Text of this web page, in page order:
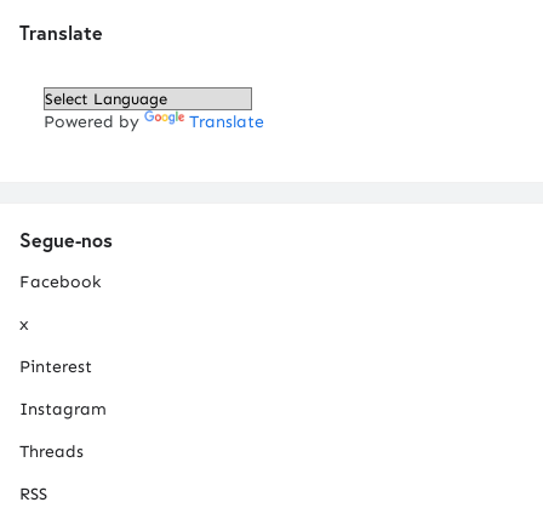
Translate
Powered by Translate
Segue-nos
Facebook
x
Pinterest
Instagram
Threads
RSS